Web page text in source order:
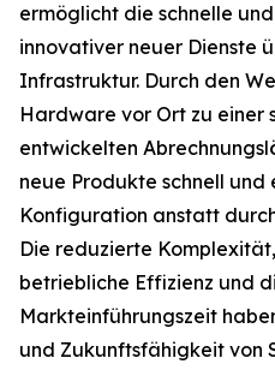
ermöglicht die schnelle
innovativer neuer Dienste
Infrastruktur. Durch den
Hardware vor Ort zu einer
entwickelten
neue Produkte schnell und
Konfiguration anstatt
Die reduzierte
betriebliche Effizienz und
Markteinführungszeit
und Zukunftsfähigkeit von